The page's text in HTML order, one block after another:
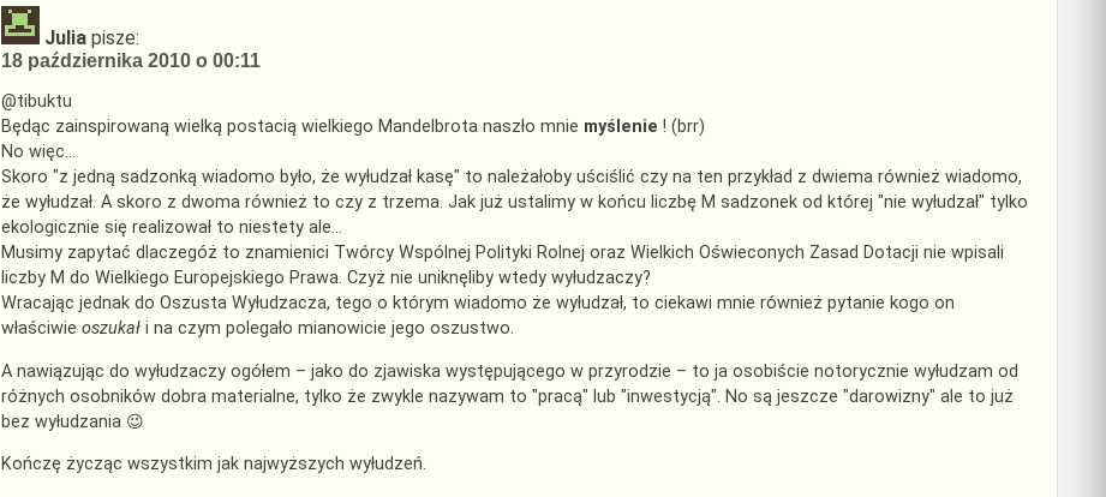
Julia pisze:
18 października 2010 o 00:11
@tibuktu
Będąc zainspirowaną wielką postacią wielkiego Mandelbrota naszło mnie myślenie ! (brr)
No więc…
Skoro "z jedną sadzonką wiadomo było, że wyłudzał kasę" to należałoby uściślić czy na ten przykład z dwiema również wiadomo,
że wyłudzał. A skoro z dwoma również to czy z trzema. Jak już ustalimy w końcu liczbę M sadzonek od której "nie wyłudzał" tylko
ekologicznie się realizował to niestety ale…
Musimy zapytać dlaczegóż to znamienici Twórcy Wspólnej Polityki Rolnej oraz Wielkich Oświeconych Zasad Dotacji nie wpisali
liczby M do Wielkiego Europejskiego Prawa. Czyż nie uniknęliby wtedy wyłudzaczy?
Wracając jednak do Oszusta Wyłudzacza, tego o którym wiadomo że wyłudzał, to ciekawi mnie również pytanie kogo on
właściwie oszukał i na czym polegało mianowicie jego oszustwo.
A nawiązując do wyłudzaczy ogółem – jako do zjawiska występującego w przyrodzie – to ja osobiście notorycznie wyłudzam od
różnych osobników dobra materialne, tylko że zwykle nazywam to "pracą" lub "inwestycją". No są jeszcze "darowizny" ale to już
bez wyłudzania 😉
Kończę życząc wszystkim jak najwyższych wyłudzeń.